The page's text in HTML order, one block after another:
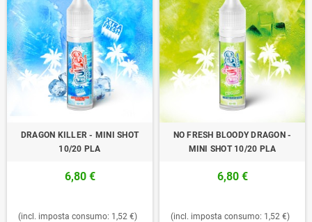
DRAGON KILLER - MINI SHOT
10/20 PLA
6,80 €
(incl. imposta consumo: 1,52 €)
NO FRESH BLOODY DRAGON -
MINI SHOT 10/20 PLA
6,80 €
(incl. imposta consumo: 1,52 €)